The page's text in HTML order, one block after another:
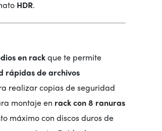
HDR.
en rackque te permite
rápidas de archivos
realizar copias de seguridad
montaje en rack con 8 ranuras
máximo con discos duros de